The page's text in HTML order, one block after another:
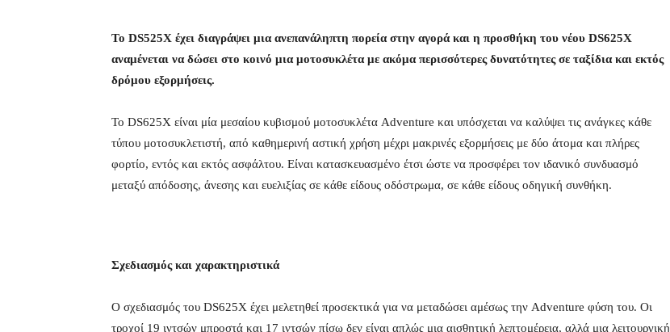
Το DS525X έχει διαγράψει μια ανεπανάληπτη πορεία στην αγορά και η προσθήκη του νέου DS625X
αναμένεται να δώσει στο κοινό μια μοτοσυκλέτα με ακόμα περισσότερες δυνατότητες σε ταξίδια και εκτός
δρόμου εξορμήσεις.
Το DS625X είναι μία μεσαίου κυβισμού μοτοσυκλέτα Adventure και υπόσχεται να καλύψει τις ανάγκες κάθε
τύπου μοτοσυκλετιστή, από καθημερινή αστική χρήση μέχρι μακρινές εξορμήσεις με δύο άτομα και πλήρες
φορτίο, εντός και εκτός ασφάλτου. Είναι κατασκευασμένο έτσι ώστε να προσφέρει τον ιδανικό συνδυασμό
μεταξύ απόδοσης, άνεσης και ευελιξίας σε κάθε είδους οδόστρωμα, σε κάθε είδους οδηγική συνθήκη.
Σχεδιασμός και χαρακτηριστικά
Ο σχεδιασμός του DS625X έχει μελετηθεί προσεκτικά για να μεταδώσει αμέσως την Adventure φύση του. Οι
τροχοί 19 ιντσών μπροστά και 17 ιντσών πίσω δεν είναι απλώς μια αισθητική λεπτομέρεια, αλλά μια λειτουργική